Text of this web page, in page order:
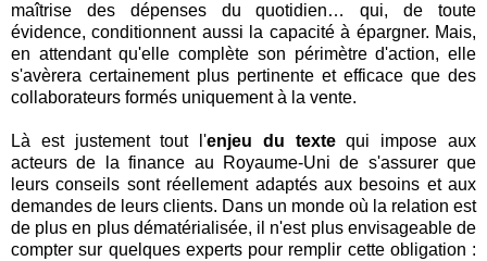
maîtrise des dépenses du quotidien… qui, de toute
évidence, conditionnent aussi la capacité à épargner. Mais,
en attendant qu'elle complète son périmètre d'action, elle
s'avèrera certainement plus pertinente et efficace que des
collaborateurs formés uniquement à la vente.
Là est justement tout l'enjeu du textequi impose aux
acteurs de la finance au Royaume-Uni de s'assurer que
leurs conseils sont réellement adaptés aux besoins et aux
demandes de leurs clients. Dans un monde où la relation est
de plus en plus dématérialisée, il n'est plus envisageable de
compter sur quelques experts pour remplir cette obligation :